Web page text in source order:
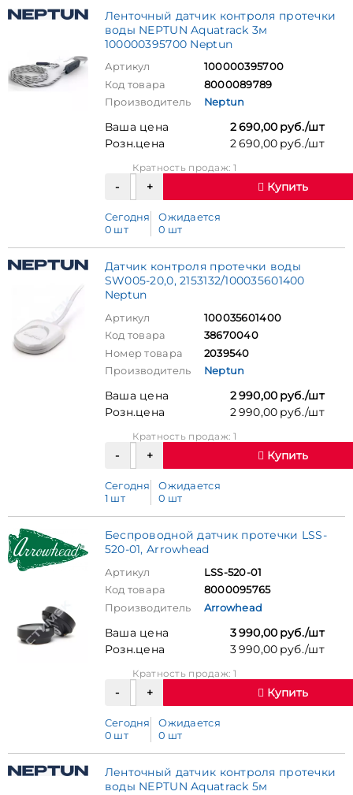
Ленточный датчик контроля протечки
воды NEPTUN Aquatrack 3м
100000395700 Neptun
Артикул
100000395700
Код товара
8000089789
Производитель
Neptun
Ваша цена
2 690,00 руб./шт
Розн.цена
2 690,00 руб./шт
Кратность продаж: 1
Купить
Сегодня
0 шт
Ожидается
0 шт
Датчик контроля протечки воды
SW005-20,0, 2153132/100035601400
Neptun
Артикул
100035601400
Код товара
38670040
Номер товара
2039540
Производитель
Neptun
Ваша цена
2 990,00 руб./шт
Розн.цена
2 990,00 руб./шт
Кратность продаж: 1
Купить
Сегодня
1 шт
Ожидается
0 шт
Беспроводной датчик протечки LSS-
520-01, Arrowhead
Артикул
LSS-520-01
Код товара
8000095765
Производитель
Arrowhead
Ваша цена
3 990,00 руб./шт
Розн.цена
3 990,00 руб./шт
Кратность продаж: 1
Купить
Сегодня
0 шт
Ожидается
0 шт
Ленточный датчик контроля протечки
воды NEPTUN Aquatrack 5м